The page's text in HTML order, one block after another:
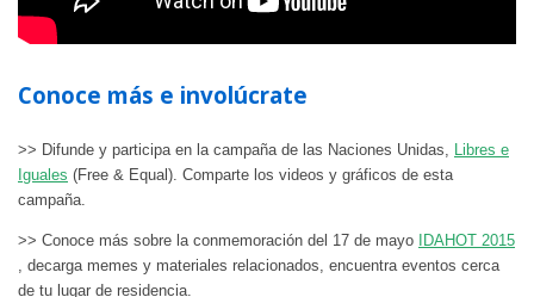
Conoce más e involúcrate
>> Difunde y participa en la campaña de las Naciones Unidas, Libres e
Iguales (Free & Equal). Comparte los videos y gráficos de esta
campaña.
>> Conoce más sobre la conmemoración del 17 de mayo IDAHOT 2015
, decarga memes y materiales relacionados, encuentra eventos cerca
de tu lugar de residencia.